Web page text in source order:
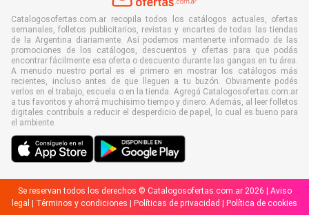
Catalogosofertas.com.ar recopila todos los catálogos actuales, ofertas
semanales, folletos publicitarios, revistas y encartes de todas las tiendas
de la Argentina diariamente. Así podemos mantenerte informado de las
promociones de los catálogos, descuentos y ofertas para que podás
encontrar fácilmente esa oferta o descuento durante las gangas en tu área.
A menudo nuestro portal es el primero en mostrar los catálogos más
recientes, incluso antes de que lleguen a tu buzón. Obviamente podés
verlos en el trabajo, escuela o en la tienda. Agregá Catalogosofertas.com.ar
a tus favoritos y ahorrá muchísimo tiempo y dinero. Además, al leer folletos
digitales contribuís a reducir el desperdicio de papel, lo cual es bueno para
el ambiente.
Se reservan todos los derechos © Catalogosofertas.com.ar 2026 | Aviso
legal
Términos y condiciones Políticas de privacidad Política de cookies